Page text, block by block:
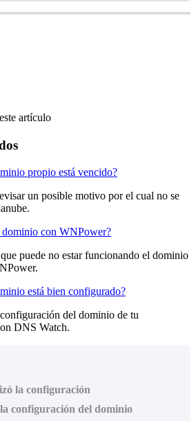
artículo
propio está vencido?
un posible motivo por el cual no se
con WNPower?
puede no estar funcionando el dominio
está bien configurado?
del dominio de tu
DNS Watch.
la configuración
configuración del dominio